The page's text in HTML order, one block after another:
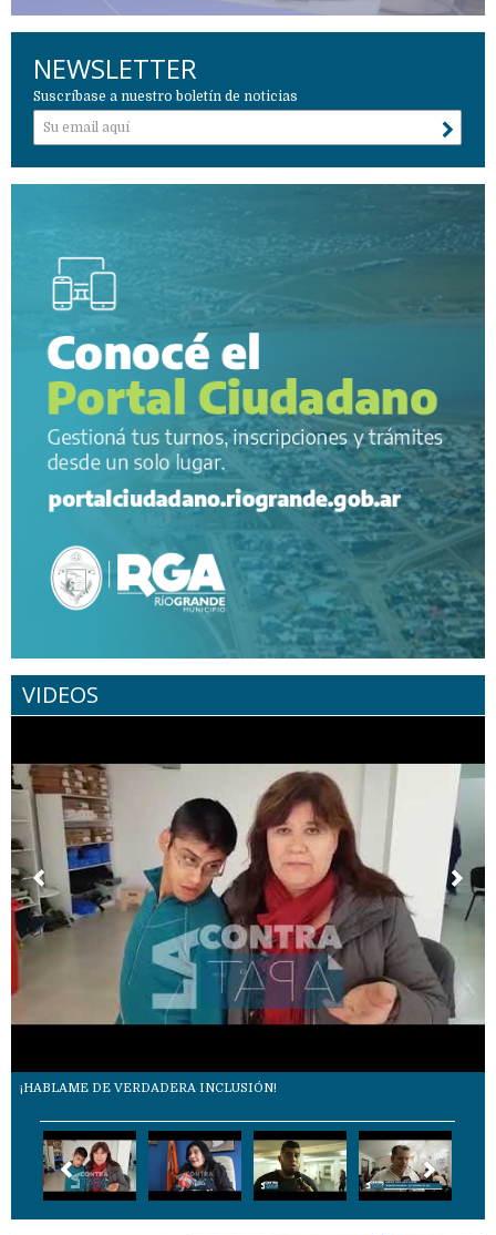
NEWSLETTER
Suscríbase a nuestro boletín de noticias
VIDEOS
¡HABLAME DE VERDADERA INCLUSIÓN!